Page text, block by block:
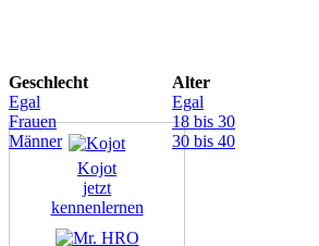
Geschlecht
Egal
Frauen
Männer
Alter
Egal
18 bis 30
30 bis 40
Kojot
jetzt
kennenlernen